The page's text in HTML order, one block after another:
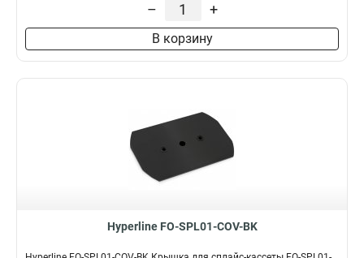
– +
В корзину
Hyperline FO-SPL01-COV-BK